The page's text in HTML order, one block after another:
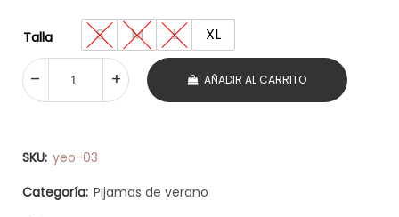
Talla S M L XL
AÑADIR AL CARRITO
SKU: yeo-03
Categoría: Pijamas de verano